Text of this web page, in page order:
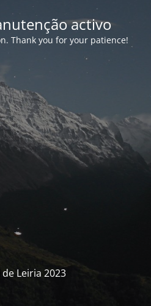
activo
Thank you for your patience!
Leiria 2023